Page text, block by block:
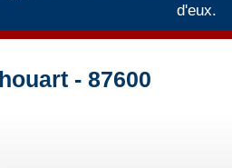
d'eux.
- 87600